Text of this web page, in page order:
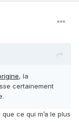
, la
certainement
ce qui m’a le plus